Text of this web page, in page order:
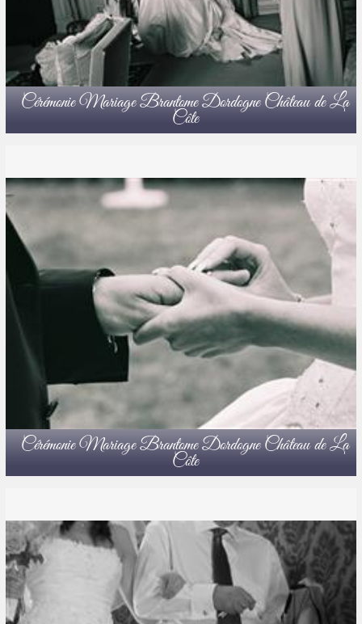
Cérémonie Mariage Brantome Dordogne Château de La
Côte
Cérémonie Mariage Brantome Dordogne Château de La
Côte